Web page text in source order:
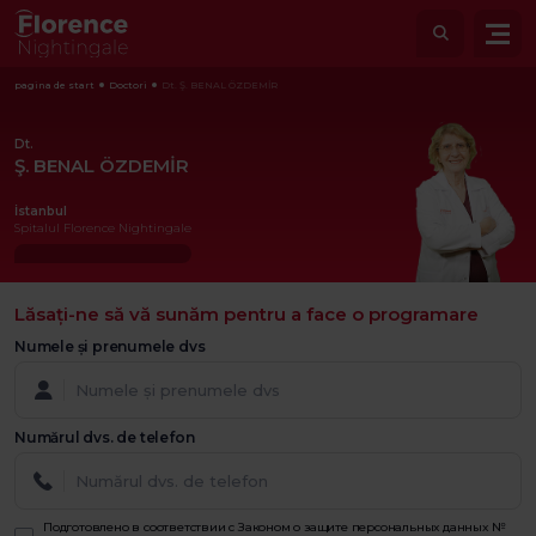
pagina de start Doctori Dt. Ş. BENAL ÖZDEMİR
Dt.
Ş. BENAL ÖZDEMİR
İstanbul
Spitalul Florence Nightingale
Lăsați-ne să vă sunăm pentru a face o programare
Numele și prenumele dvs
Numărul dvs. de telefon
Подготовлено в соответствии с Законом о защите персональных данных №